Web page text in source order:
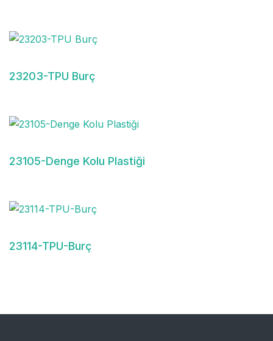
23203-TPU Burç
23105-Denge Kolu Plastiği
23114-TPU-Burç